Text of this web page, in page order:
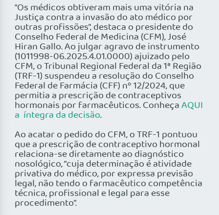
“Os médicos obtiveram mais uma vitória na
Justiça contra a invasão do ato médico por
outras profissões”, destaca o presidente do
Conselho Federal de Medicina (CFM), José
Hiran Gallo. Ao julgar agravo de instrumento
(1011998-06.2025.4.01.0000) ajuizado pelo
CFM, o Tribunal Regional Federal da 1ª Região
(TRF-1) suspendeu a resolução do Conselho
Federal de Farmácia (CFF) nº 12/2024, que
permitia a prescrição de contraceptivos
hormonais por farmacêuticos. ConheçaAQUI
a íntegra da decisão.
Ao acatar o pedido do CFM, o TRF-1 pontuou
que a prescrição de contraceptivo hormonal
relaciona-se diretamente ao diagnóstico
nosológico, “cuja determinação é atividade
privativa do médico, por expressa previsão
legal, não tendo o farmacêutico competência
técnica, profissional e legal para esse
procedimento”.